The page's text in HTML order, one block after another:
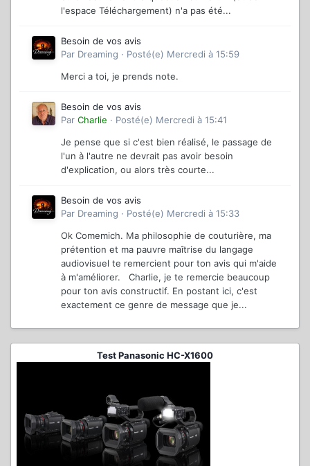
l'espace Téléchargement) n'a pas été...
Besoin de vos avis
Par Dreaming · Posté(e) Mercredi à 15:59
Merci a toi, je prends note.
Besoin de vos avis
Par Charlie · Posté(e) Mercredi à 15:41
Je pense que si c'est bien réalisé, le passage de
l'un à l'autre ne devrait pas avoir besoin
d'explication, ou alors très courte...
Besoin de vos avis
Par Dreaming · Posté(e) Mercredi à 15:33
Ok Comemich. Ma philosophie de couturière, ma
prétention et ma pauvre maîtrise du langage
audiovisuel te remercient pour ton avis qui m'aide
à m'améliorer. Charlie, je te remercie beaucoup
pour ton avis constructif. En postant ici, c'est
exactement ce genre de message que je...
Test Panasonic HC-X1600